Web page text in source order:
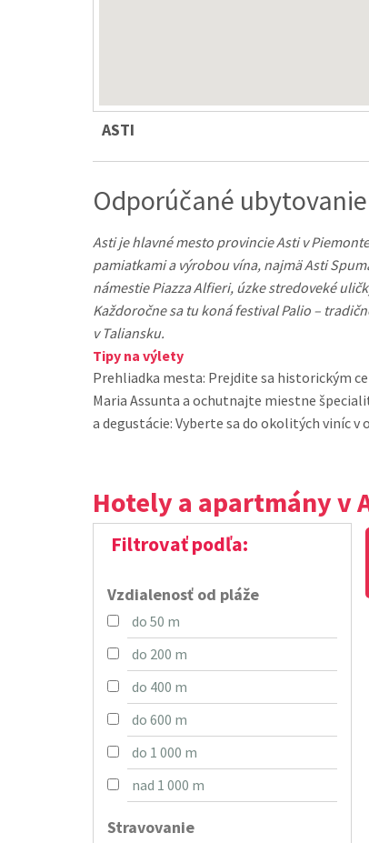
ASTI
Odporúčané
Asti je hlavné mesto provincie Asti v
pamiatkami a výrobou vína, najmä Asti
námestie Piazza Alfieri, úzke stredoveké
Každoročne sa tu koná festival Palio –
v Taliansku.
Tipy na výlety
Prehliadka mesta: Prejdite sa historickým
Maria Assunta a ochutnajte miestne špeciality
a degustácie: Vyberte sa do okolitých viníc
Hotely a apartmány v
Filtrovať podľa:
Vzdialenosť od pláže
do 50 m
do 200 m
do 400 m
do 600 m
do 1 000 m
nad 1 000 m
Stravovanie